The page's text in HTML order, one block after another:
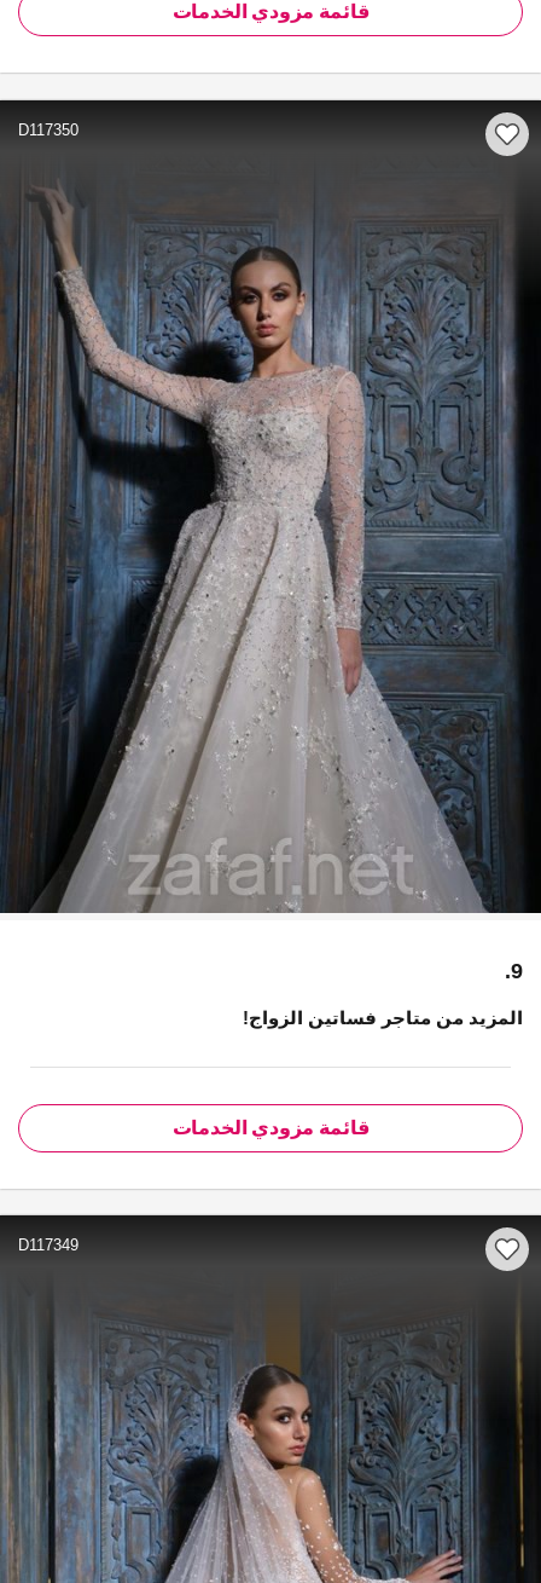
قائمة مزودي الخدمات
D117350
9.
المزيد من متاجر فساتين الزواج!
قائمة مزودي الخدمات
D117349